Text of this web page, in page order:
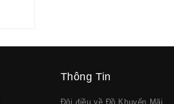
Thông Tin
Đôi điều về Đồ Khuyến Mãi